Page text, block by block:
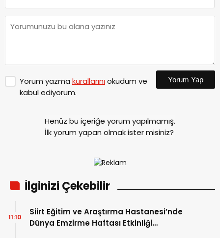
Yorum yazma kurallarınıokudum ve
kabul ediyorum.
Yorum Yap
Henüz bu içeriğe yorum yapılmamış.
İlk yorum yapan olmak ister misiniz?
İlginizi Çekebilir
Siirt Eğitim ve Araştırma Hastanesi’nde
Dünya Emzirme Haftası Etkinliği
11:10